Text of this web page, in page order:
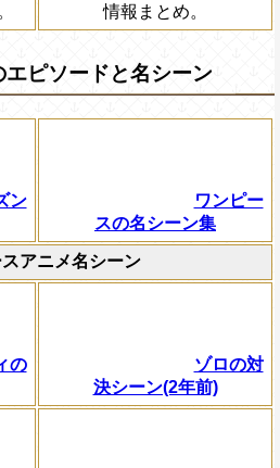
情報まとめ。
ピソードと名シーン
ン
ワンピー
スの名シーン集
アニメ名シーン
の
ゾロの対
決シーン(2年前)